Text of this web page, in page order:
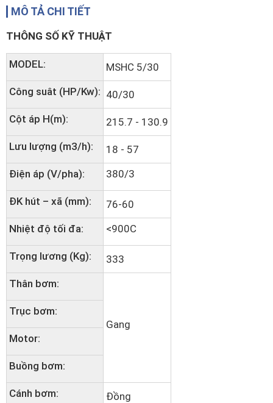
MÔ TẢ CHI TIẾT
THÔNG SỐ KỸ THUẬT
MODEL:
MSHC 5/30
Công suât (HP/Kw): 40/30
Cột áp H(m):
215.7 - 130.9
Lưu lượng (m3/h):
18 - 57
Điện áp (V/pha):
380/3
ĐK hút – xã (mm):
76-60
Nhiệt độ tối đa:
<900C
Trọng lương (Kg):
333
Thân bơm:
Gang
Trục bơm:
Motor:
Buồng bơm:
Cánh bơm:
Đồng